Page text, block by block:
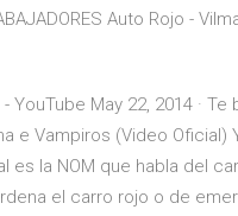
Auto Rojo -
May 22, 2014 ·
e Vampiros (Video Oficial)
es la NOM que habla del
el carro rojo o de